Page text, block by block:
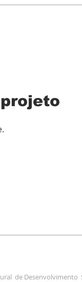
de Desenvolvimento